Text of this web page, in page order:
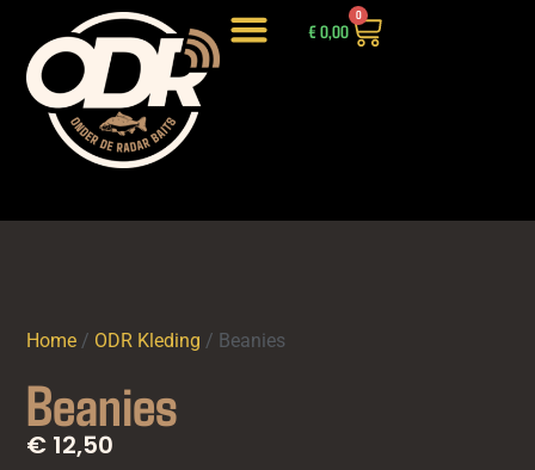
€0,00
0
Home / ODR Kleding / Beanies
Beanies
€ 12,50